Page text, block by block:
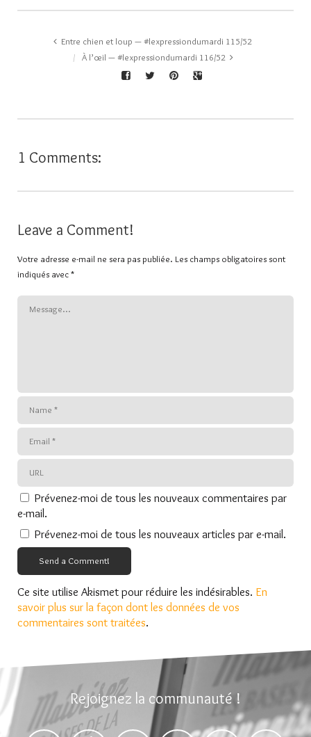
Entre chien et loup — #lexpressiondumardi 115/52
À l’œil — #lexpressiondumardi 116/52
1 Comments:
Leave a Comment!
Votre adresse e-mail ne sera pas publiée. Les champs obligatoires sont
indiqués avec*
Prévenez-moi de tous les nouveaux commentaires par
e-mail.
Prévenez-moi de tous les nouveaux articles par e-mail.
Send a Comment!
Ce site utilise Akismet pour réduire les indésirables. En
savoir plus sur la façon dont les données de vos
commentaires sont traitées.
Rejoignez la communauté !